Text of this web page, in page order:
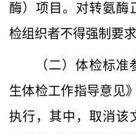
酶）项目。对转氨酶
检组织者不得强制要
（二）体检标
生体检工作指导意见
执行，其中，取消该